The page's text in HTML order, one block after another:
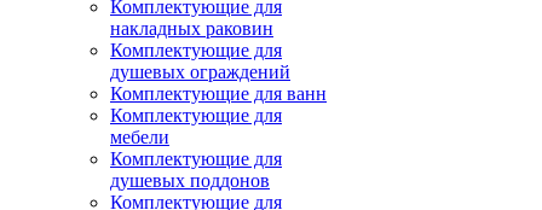
Комплектующие для
накладных раковин
Комплектующие для
душевых ограждений
Комплектующие для ванн
Комплектующие для
мебели
Комплектующие для
душевых поддонов
Комплектующие для